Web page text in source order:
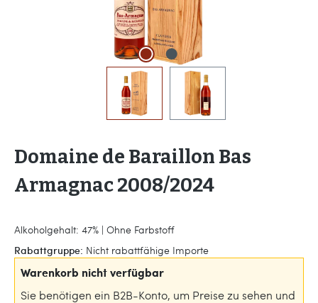
Domaine de Baraillon Bas
Armagnac 2008/2024
Alkoholgehalt: 47% | Ohne Farbstoff
Rabattgruppe: Nicht rabattfähige Importe
Warenkorb nicht verfügbar
Sie benötigen ein B2B-Konto, um Preise zu sehen und